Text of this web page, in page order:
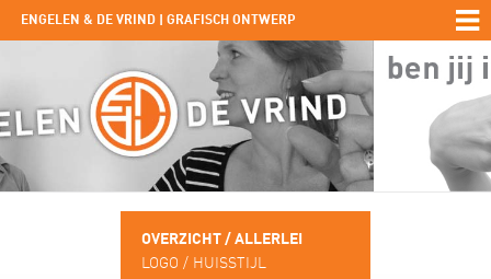
ENGELEN & DE VRIND | GRAFISCH ONTWERP
OVERZICHT / ALLERLEI
LOGO / HUISSTIJL